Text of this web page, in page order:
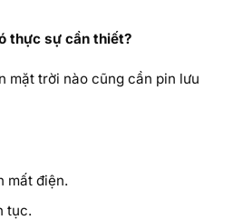
thực sự cần thiết?
mặt trời nào cũng cần pin lưu
mất điện.
tục.